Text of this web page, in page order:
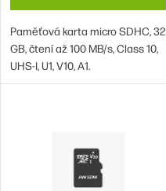
ů
Paměťová karta micro SDHC, 32
GB, čtení až 100 MB/s, Class 10,
UHS-I, U1, V10, A1.